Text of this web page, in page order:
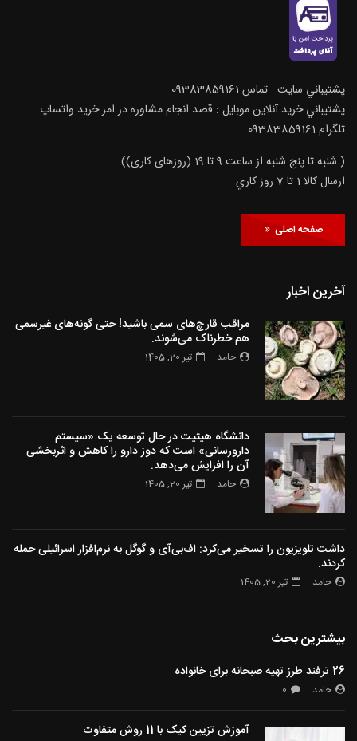
پشتيباني سايت : تماس 09383859161
پشتيباني خريد آنلاين موبايل : قصد انجام مشاوره در امر خرید واتساپ
تلگرام 09383859161
( شنبه تا پنج شنبه از ساعت 9 تا 19 (روزهای کاری))
ارسال كالا 1 تا 7 روز كاري
صفحه اصلی
آخرین اخبار
مراقب قارچ‌های سمی باشید! حتی گونه‌های غیرسمی
هم خطرناک می‌شوند.
حامد تیر 20, 1405
دانشگاه هیتیت در حال توسعه یک «سیستم
دارورسانی» است که دوز دارو را کاهش و اثربخشی
آن را افزایش می‌دهد.
حامد تیر 20, 1405
داشت تلویزیون را تسخیر می‌کرد: اف‌بی‌آی و گوگل به نرم‌افزار اسرائیلی حمله
کردند.
حامد تیر 20, 1405
بیشترین بحث
26 ترفند طرز تهیه صبحانه برای خانواده
حامد 0
آموزش تزیین کیک با 11 روش متفاوت